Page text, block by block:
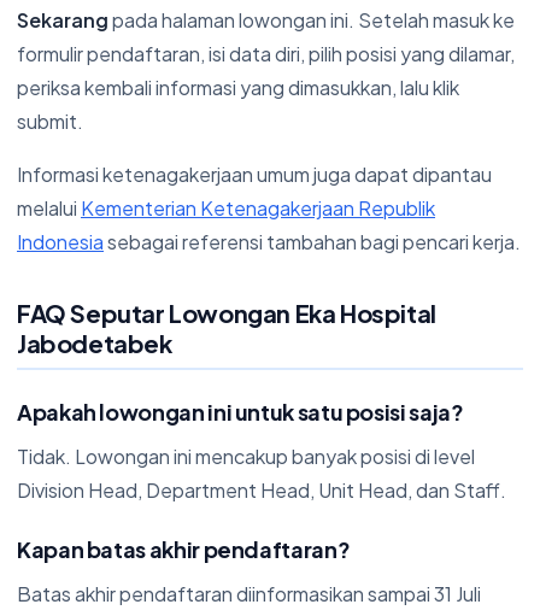
Sekarangpada halaman lowongan ini. Setelah masuk ke
formulir pendaftaran, isi data diri, pilih posisi yang dilamar,
periksa kembali informasi yang dimasukkan, lalu klik
submit.
Informasi ketenagakerjaan umum juga dapat dipantau
melalui Kementerian Ketenagakerjaan Republik
Indonesiasebagai referensi tambahan bagi pencari kerja.
FAQ Seputar Lowongan Eka Hospital
Jabodetabek
Apakah lowongan ini untuk satu posisi saja?
Tidak. Lowongan ini mencakup banyak posisi di level
Division Head, Department Head, Unit Head, dan Staff.
Kapan batas akhir pendaftaran?
Batas akhir pendaftaran diinformasikan sampai 31 Juli